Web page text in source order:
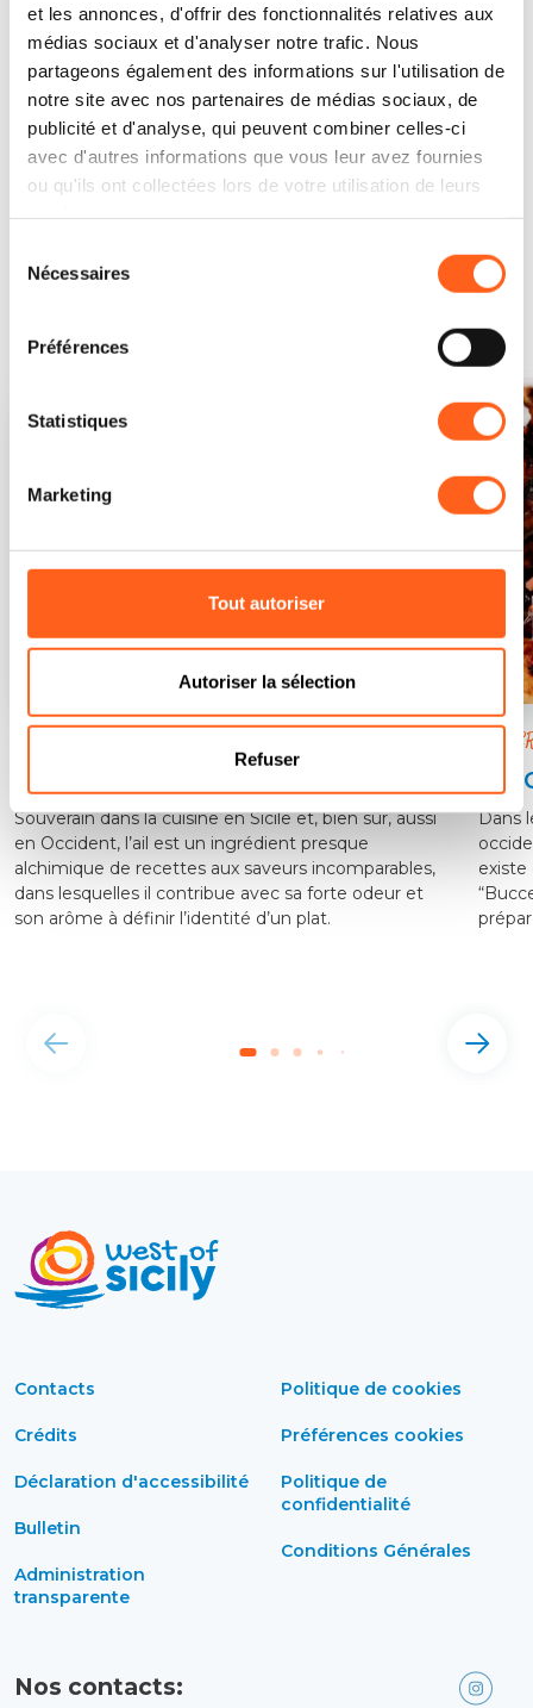
et les annonces, d'offrir des fonctionnalités relatives aux
médias sociaux et d'analyser notre trafic. Nous
partageons également des informations sur l'utilisation de
notre site avec nos partenaires de médias sociaux, de
publicité et d'analyse, qui peuvent combiner celles-ci
avec d'autres informations que vous leur avez fournies
ou qu'ils ont collectées lors de votre utilisation de leurs
Nécessaires
Préférences
Statistiques
Marketing
Tout autoriser
Autoriser la sélection
Refuser
mais en même temps les rendre plus
gourmands.
Demander des informations
Cela pourrait vous
Ail rouge de Nubie
Souverain dans la cuisine en Sicile et, bien sûr, aussi
en Occident, l’ail est un ingrédient presque
alchimique de recettes aux saveurs incomparables,
dans lesquelles il contribue avec sa forte odeur et
son arôme à définir l’identité d’un plat.
Dans
existe
Contacts
Crédits
Déclaration d'accessibilité
Bulletin
Administration
transparente
Politique de cookies
Préférences cookies
Politique de
confidentialité
Conditions Générales
Nos contacts: